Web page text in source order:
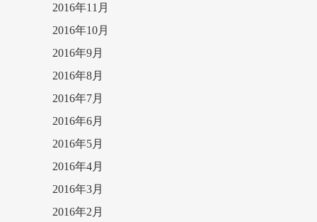
2016年11月
2016年10月
2016年9月
2016年8月
2016年7月
2016年6月
2016年5月
2016年4月
2016年3月
2016年2月